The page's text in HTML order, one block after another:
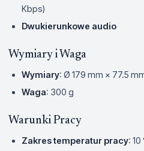
Kbps)
Dwukierunkowe audio
Wymiary i Waga
Wymiary: Ø 179 mm × 77.5
Waga: 300 g
Warunki Pracy
Zakres temperatur pracy: